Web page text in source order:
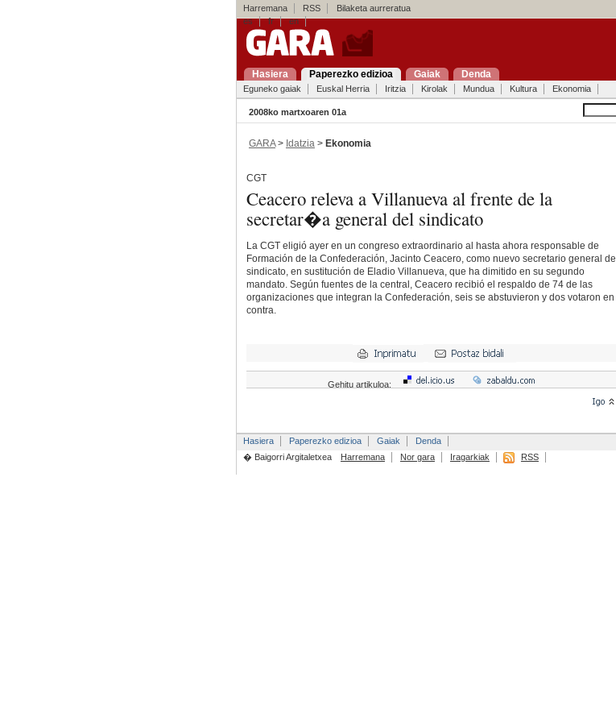
Harremana RSS Bilaketa aurreratua
es
fr en
Hasiera Paperezko edizioa Gaiak Denda
Eguneko gaiak Euskal Herria Iritzia Kirolak Mundua Kultura Ekonomia
2008ko martxoaren 01a
GARA> Idatzia > Ekonomia
CGT
Ceacero releva a Villanueva al frente de la
secretar�a general del sindicato
La CGT eligió ayer en un congreso extraordinario al hasta ahora responsable de
Formación de la Confederación, Jacinto Ceacero, como nuevo secretario general del
sindicato, en sustitución de Eladio Villanueva, que ha dimitido en su segundo
mandato. Según fuentes de la central, Ceacero recibió el respaldo de 74 de las
organizaciones que integran la Confederación, seis se abstuvieron y dos votaron en
contra.
Gehitu artikuloa:
Hasiera Paperezko edizioa Gaiak
Denda
� Baigorri Argitaletxea
Harremana Nor gara Iragarkiak RSS